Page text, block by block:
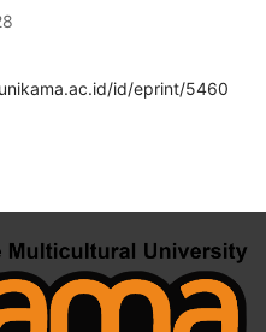
id/eprint/5460